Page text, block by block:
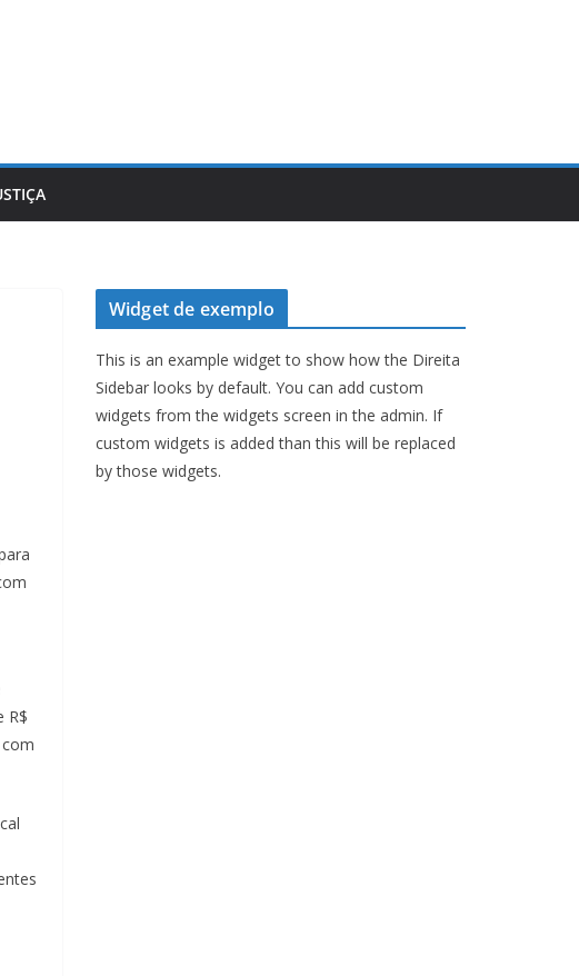
R$
Widget de exemplo
This is an example widget to show how the Direita
Sidebar looks by default. You can add custom
widgets from the widgets screen in the admin. If
custom widgets is added than this will be replaced
by those widgets.